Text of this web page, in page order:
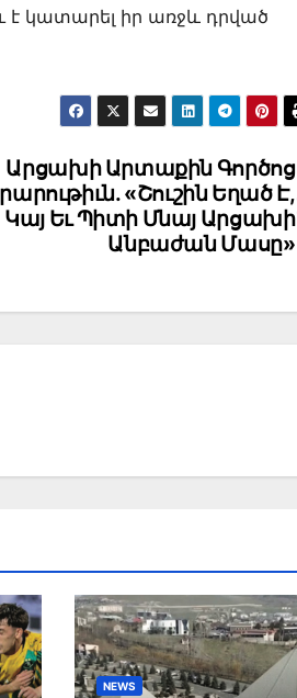
է կատարել իր առջև դրված
Արցախի Արտաքին Գործոց
«Շուշին Եղած Է,
Կայ Եւ Պիտի Մնայ Արցախի
Անբաժան Մասը»
NEWS